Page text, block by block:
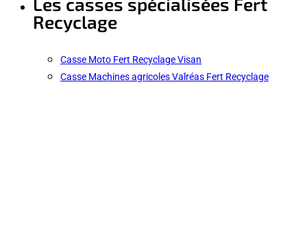
Recyclage
Casse Moto Fert Recyclage Visan
Casse Machines agricoles Valréas Fert Recyclage